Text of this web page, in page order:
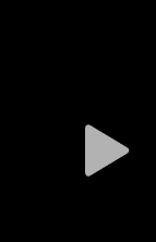
Play